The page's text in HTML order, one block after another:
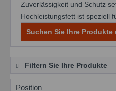
Zuverlässigkeit und Schutz
Hochleistungsfett ist speziell
Suchen Sie Ihre
Filtern Sie Ihre Produkte